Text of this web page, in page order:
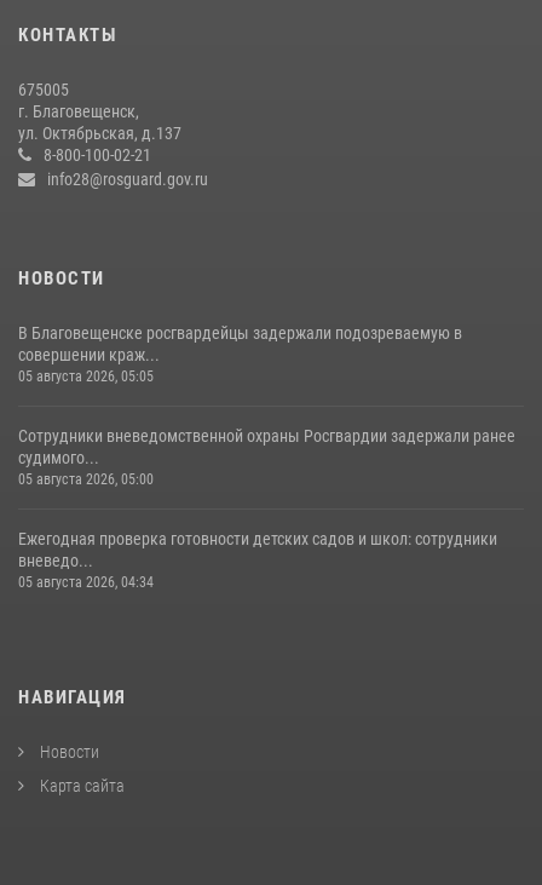
28 июля 2026, 02:00
моноярмарке
13 июля 2026, 03:27
КОНТАКТЫ
675005
г. Благовещенск,
ул. Октябрьская, д.137
8-800-100-02-21
info28@rosguard.gov.ru
НОВОСТИ
В Благовещенске росгвардейцы задержали подозреваемую в
совершении краж...
05 августа 2026, 05:05
Сотрудники вневедомственной охраны Росгвардии задержали ранее
судимого...
05 августа 2026, 05:00
Ежегодная проверка готовности детских садов и школ: сотрудники
вневедо...
05 августа 2026, 04:34
НАВИГАЦИЯ
Новости
Карта сайта